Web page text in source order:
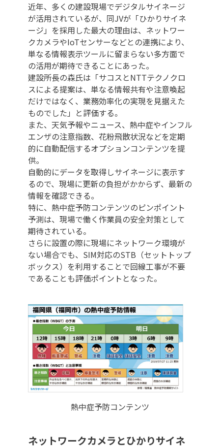
近年、多くの建設現場でデジタルサイネージ
が活用されているが、同JVが「ひかりサイネ
ージ」を採用した最大の理由は、ネットワー
クカメラやIoTセンサーなどとの連携により、
単なる情報表示ツールに留まらない多方面で
の活用が期待できることにあった。
建設所長の森氏は「サコスとNTTテクノクロ
スによる提案は、単なる情報共有や注意喚起
だけではなく、業務効率化の実現を見据えた
ものでした」と評価する。
また、天気予報やニュース、熱中症やインフル
エンザの注意指数、花粉飛散状況などを定期
的に自動配信するオプションコンテンツを提
供。
自動的にデータを取得しサイネージに表示す
るので、現場に更新の負担がかからず、最新の
情報を確認できる。
特に、熱中症予防コンテンツのピンポイント
予測は、現場で働く作業員の安全対策として
期待されている。
さらに設置の際に現場にネットワーク環境が
ない場合でも、SIM対応のSTB（セットトップ
ボックス）を利用することで回線工事が不要
であることも評価ポイントとなった。
熱中症予防コンテンツ
ネットワークカメラとひかりサイネ